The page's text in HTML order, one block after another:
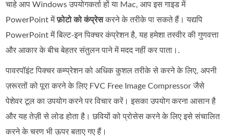
चाहे आप Windows उपयोगकर्ता हों या Mac, आप इस गाइड में
PowerPoint मेंफ़ोटो को कंप्रेसकरने के तरीके पा सकते हैं। यद्यपि
PowerPoint में बिल्ट‑इन पिक्चर कंप्रेशन है, यह हमेशा तस्वीर की गुणवत्ता
और आकार के बीच बेहतर संतुलन पाने में मदद नहीं कर पाता।.
पावरपॉइंट पिक्चर कम्प्रेशन को अधिक कुशल तरीके से करने के लिए, अपनी
ज़रूरतों को पूरा करने के लिए FVC Free Image Compressor जैसे
पेशेवर टूल का उपयोग करने पर विचार करें। इसका उपयोग करना आसान है
और यह तेज़ी से लोड होता है। छवियों को प्रोसेस करने के लिए इसे संचालित
करने के चरण भी ऊपर बताए गए हैं।